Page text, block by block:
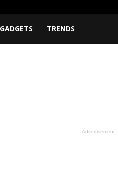
GADGETS TRENDS
- Advertisement -